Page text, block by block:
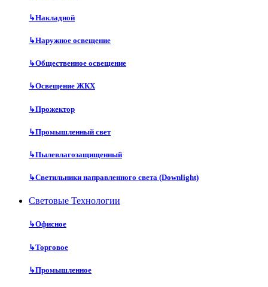
↳Накладной
↳Наружное освещение
↳Общественное освещение
↳Освещение ЖКХ
↳Прожектор
↳Промышленный свет
↳Пылевлагозащищенный
↳Светильники направленного света (Downlight)
Световые Технологии
↳Офисное
↳Торговое
↳Промышленное